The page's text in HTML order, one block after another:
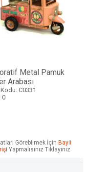
Metal Pamuk
Arabası
C0331
0
Görebilmek İçin Bayii
Yapmalısınız Tıklayınız